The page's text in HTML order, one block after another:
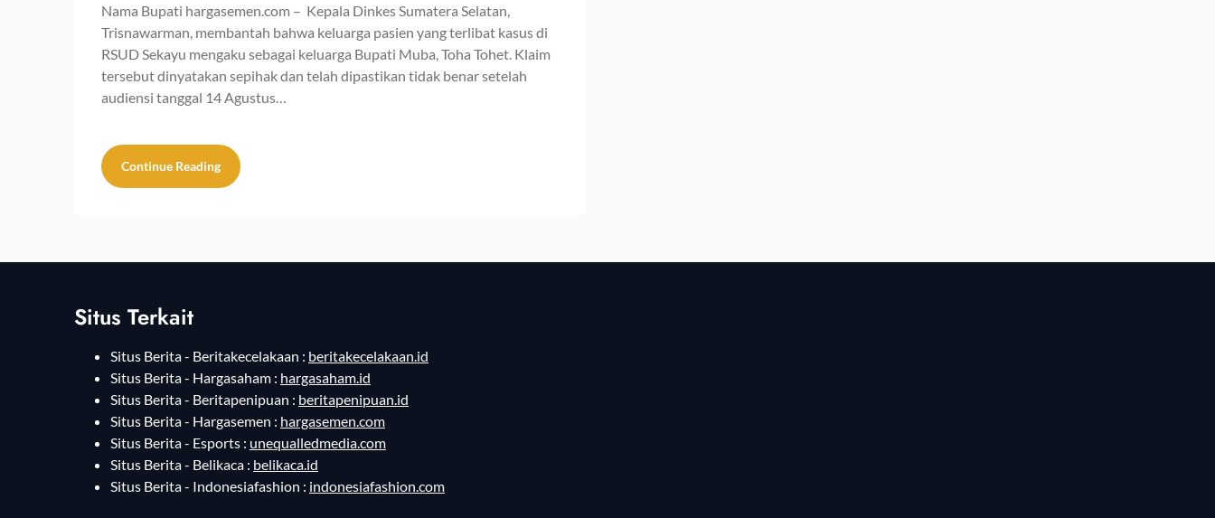
Nama Bupati hargasemen.com – Kepala Dinkes Sumatera Selatan,
Trisnawarman, membantah bahwa keluarga pasien yang terlibat kasus di
RSUD Sekayu mengaku sebagai keluarga Bupati Muba, Toha Tohet. Klaim
tersebut dinyatakan sepihak dan telah dipastikan tidak benar setelah
audiensi tanggal 14 Agustus…
Continue Reading
Situs Terkait
Situs Berita - Beritakecelakaan : beritakecelakaan.id
Situs Berita - Hargasaham : hargasaham.id
Situs Berita - Beritapenipuan : beritapenipuan.id
Situs Berita - Hargasemen : hargasemen.com
Situs Berita - Esports : unequalledmedia.com
Situs Berita - Belikaca : belikaca.id
Situs Berita - Indonesiafashion : indonesiafashion.com